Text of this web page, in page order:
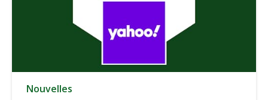
Nouvelles